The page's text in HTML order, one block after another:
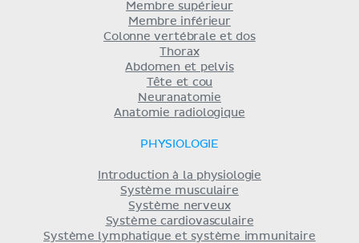
Membre supérieur
Membre inférieur
Colonne vertébrale et dos
Thorax
Abdomen et pelvis
Tête et cou
Neuranatomie
Anatomie radiologique
PHYSIOLOGIE
Introduction à la physiologie
Système musculaire
Système nerveux
Système cardiovasculaire
Système lymphatique et système immunitaire